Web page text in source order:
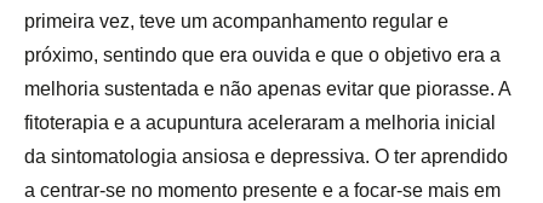
primeira vez, teve um acompanhamento regular e
próximo, sentindo que era ouvida e que o objetivo era a
melhoria sustentada e não apenas evitar que piorasse. A
fitoterapia e a acupuntura aceleraram a melhoria inicial
da sintomatologia ansiosa e depressiva. O ter aprendido
a centrar-se no momento presente e a focar-se mais em